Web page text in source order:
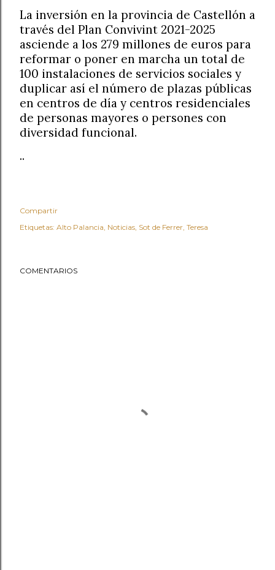
La inversión en la provincia de Castellón a
través del Plan Convivint 2021-2025
asciende a los 279 millones de euros para
reformar o poner en marcha un total de
100 instalaciones de servicios sociales y
duplicar así el número de plazas públicas
en centros de día y centros residenciales
de personas mayores o persones con
diversidad funcional.
..
Compartir
Etiquetas: Alto Palancia Noticias Sot de Ferrer Teresa
COMENTARIOS